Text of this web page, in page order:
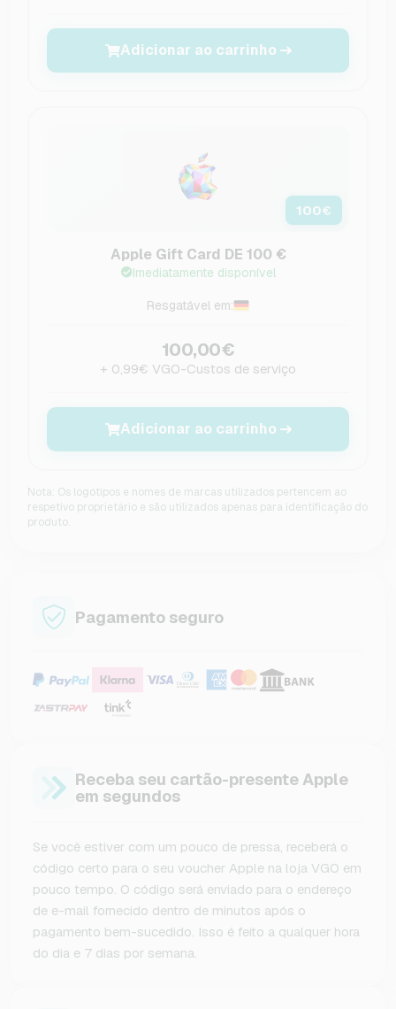
Adicionar ao carrinho
100€
Apple Gift Card DE 100 €
Imediatamente disponível
Resgatável em:
100,00€
+ 0,99€ VGO-Custos de serviço
Adicionar ao carrinho
Nota: Os logótipos e nomes de marcas utilizados pertencem ao
respetivo proprietário e são utilizados apenas para identificação do
produto.
Pagamento seguro
Receba seu cartão-presente Apple
em segundos
Se você estiver com um pouco de pressa, receberá o
código certo para o seu voucher Apple na loja VGO em
pouco tempo. O código será enviado para o endereço
de e-mail fornecido dentro de minutos após o
pagamento bem-sucedido. Isso é feito a qualquer hora
do dia e 7 dias por semana.